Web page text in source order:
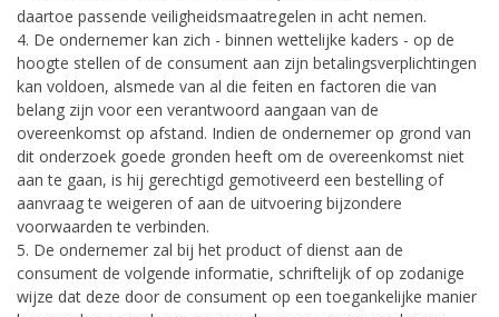
daartoe passende veiligheidsmaatregelen in acht nemen.
4. De ondernemer kan zich - binnen wettelijke kaders - op de
hoogte stellen of de consument aan zijn betalingsverplichtingen
kan voldoen, alsmede van al die feiten en factoren die van
belang zijn voor een verantwoord aangaan van de
overeenkomst op afstand. Indien de ondernemer op grond van
dit onderzoek goede gronden heeft om de overeenkomst niet
aan te gaan, is hij gerechtigd gemotiveerd een bestelling of
aanvraag te weigeren of aan de uitvoering bijzondere
voorwaarden te verbinden.
5. De ondernemer zal bij het product of dienst aan de
consument de volgende informatie, schriftelijk of op zodanige
wijze dat deze door de consument op een toegankelijke manier